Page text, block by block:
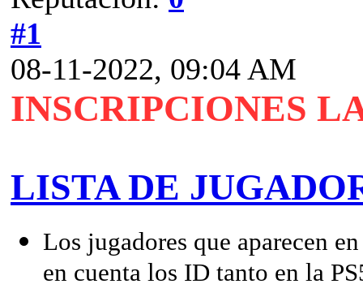
#1
08-11-2022, 09:04 AM
INSCRIPCIONES
LISTA DE
Los jugadores que aparecen
en cuenta los ID tanto en la